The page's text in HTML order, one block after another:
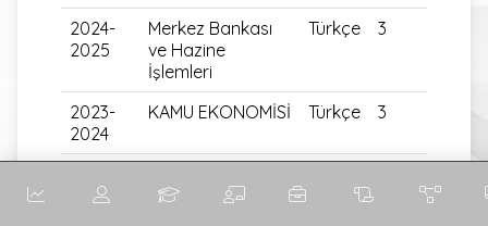
2024-
2025
Merkez Bankası
ve Hazine
İşlemleri
Türkçe 3
2023-
2024
KAMU EKONOMİSİ Türkçe 3
2024
BORÇLARI